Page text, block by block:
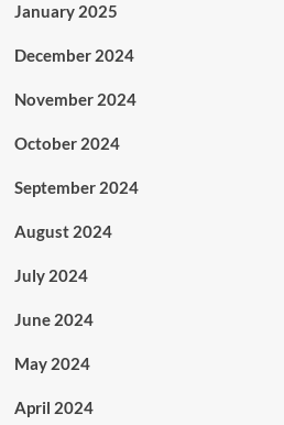
January 2025
December 2024
November 2024
October 2024
September 2024
August 2024
July 2024
June 2024
May 2024
April 2024